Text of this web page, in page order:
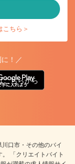
こちら＞
！／
こちらから
川口市・その他のバイ
「クリエイトバイト